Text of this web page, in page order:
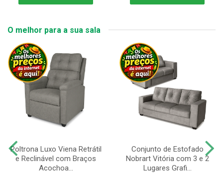
O melhor para a sua sala
Poltrona Luxo Viena Retrátil
e Reclinável com Braços
Acochoa...
Conjunto de Estofado
Nobrart Vitória com 3 e 2
Lugares Grafi...